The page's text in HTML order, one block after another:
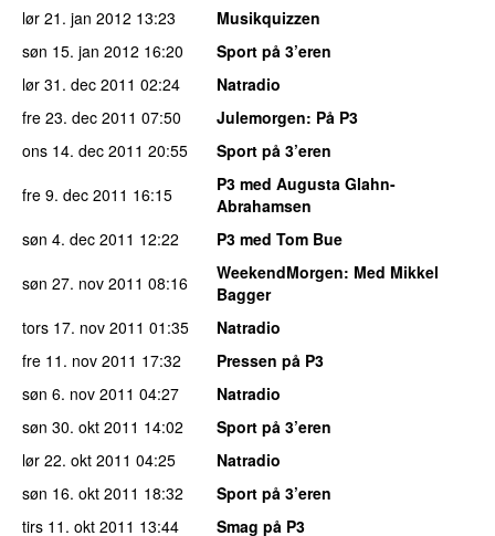
lør 21. jan 2012 13:23
Musikquizzen
søn 15. jan 2012 16:20
Sport på 3’eren
lør 31. dec 2011 02:24
Natradio
fre 23. dec 2011 07:50 Julemorgen: På P3
ons 14. dec 2011 20:55
Sport på 3’eren
fre 9. dec 2011 16:15
P3 med Augusta Glahn-
Abrahamsen
søn 4. dec 2011 12:22
P3 med Tom Bue
søn 27. nov 2011 08:16 WeekendMorgen: Med Mikkel
Bagger
tors 17. nov 2011 01:35
Natradio
fre 11. nov 2011 17:32
Pressen på P3
søn 6. nov 2011 04:27
Natradio
søn 30. okt 2011 14:02
Sport på 3’eren
lør 22. okt 2011 04:25
Natradio
søn 16. okt 2011 18:32
Sport på 3’eren
tirs 11. okt 2011 13:44
Smag på P3